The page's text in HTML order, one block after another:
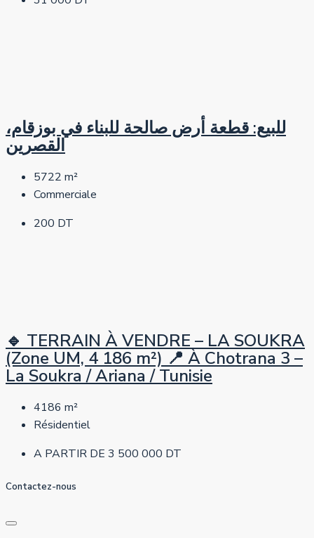
للبيع: قطعة أرض صالحة للبناء في بوزقام،
القصرين
5722 m²
Commerciale
200 DT
🔹 TERRAIN À VENDRE – LA SOUKRA
(Zone UM, 4 186 m²) 📍 À Chotrana 3 –
La Soukra / Ariana / Tunisie
4186 m²
Résidentiel
A PARTIR DE 3 500 000 DT
Contactez-nous